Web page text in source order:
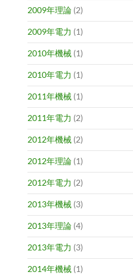
2009年理論 (2)
2009年電力 (1)
2010年機械 (1)
2010年電力 (1)
2011年機械 (1)
2011年電力 (2)
2012年機械 (2)
2012年理論 (1)
2012年電力 (2)
2013年機械 (3)
2013年理論 (4)
2013年電力 (3)
2014年機械 (1)